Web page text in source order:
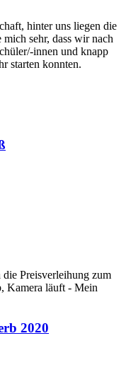
hinter uns liegen die
sehr, dass wir nach
innen und knapp
starten konnten.
Preisverleihung zum
Kamera läuft - Mein
2020